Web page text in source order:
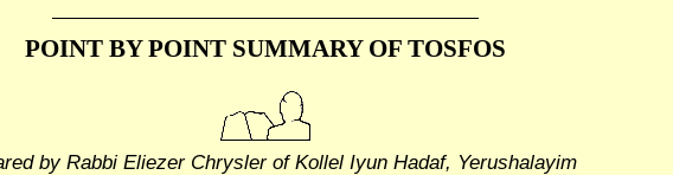
POINT BY POINT SUMMARYOF TOSFOS
by Rabbi Eliezer Chrysler of Kollel Iyun Hadaf, Yerushalayim